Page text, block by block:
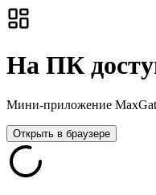
На ПК
Мини-приложение
Открыть в браузере